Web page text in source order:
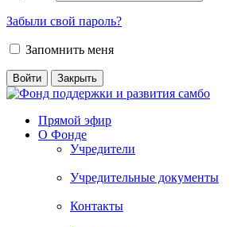
Забыли свой пароль?
Запомнить меня
Прямой эфир
О Фонде
Учредители
Учредительные документы
Контакты